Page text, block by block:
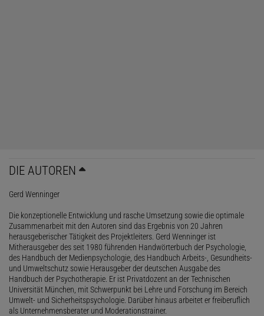
DIE AUTOREN
Gerd Wenninger
Die konzeptionelle Entwicklung und rasche Umsetzung sowie die optimale
Zusammenarbeit mit den Autoren sind das Ergebnis von 20 Jahren
herausgeberischer Tätigkeit des Projektleiters. Gerd Wenninger ist
Mitherausgeber des seit 1980 führenden Handwörterbuch der Psychologie,
des Handbuch der Medienpsychologie, des Handbuch Arbeits-, Gesundheits-
und Umweltschutz sowie Herausgeber der deutschen Ausgabe des
Handbuch der Psychotherapie. Er ist Privatdozent an der Technischen
Universität München, mit Schwerpunkt bei Lehre und Forschung im Bereich
Umwelt- und Sicherheitspsychologie. Darüber hinaus arbeitet er freiberuflich
als Unternehmensberater und Moderationstrainer.